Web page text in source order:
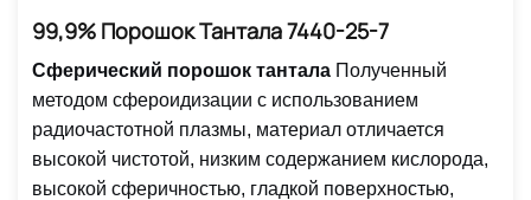
99,9% Порошок Тантала 7440-25-7
Сферический порошок тантала Полученный
методом сфероидизации с использованием
радиочастотной плазмы, материал отличается
высокой чистотой, низким содержанием кислорода,
высокой сферичностью, гладкой поверхностью,